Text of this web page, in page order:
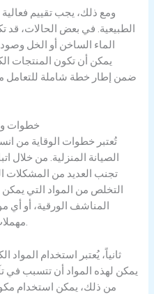
ومع ذلك، يجب تقييم
الطبيعية. في بعض الحالات، قد
الماء الساخن أو الخل
يمكن أن تكون المنتجات
خطوات
تُعتبر خطوات الوقاية من
الصيانة المنزلية. من خلال
تجنب العديد من المشكلات
التخلص من المواد التي
المناشف الورقية، أو
مهملات مخصصة للتخلص من هذه المواد.
ثانياً، يُعتبر استخدام المواد
يمكن لهذه المواد أن تتسبب في
من ذلك، يمكن استخدام